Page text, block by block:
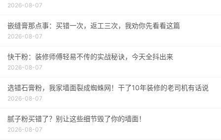
2026-08-07
嵌缝膏那点事：买错一次，返工三次，我劝你先看看这篇
2026-08-07
快干粉：装修师傅轻易不传的实战秘诀，今天全抖出来
2026-08-07
选错石膏粉，我家墙面裂成蜘蛛网！干了10年装修的老司机有话说
2026-08-07
腻子粉买错了？别让这些细节毁了你的墙面！
2026-08-07